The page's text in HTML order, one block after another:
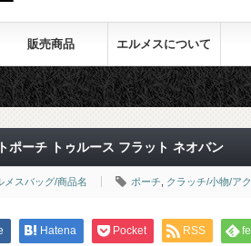
販売商品 エルメスについて
ポーチ トゥルース フラット ネオバン
メスバッグ/商品名 ポーチ クラッチ/小物/ア
Hatena Pocket RSS